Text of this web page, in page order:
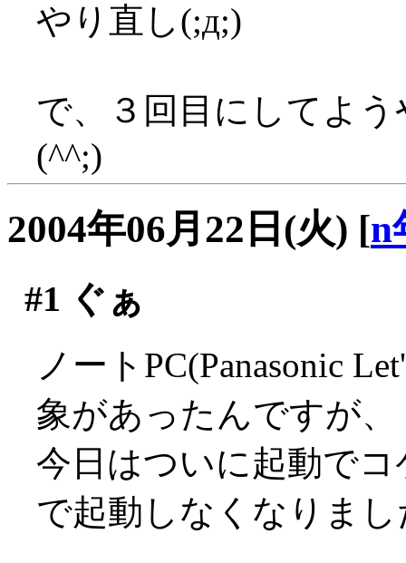
やり直し(;д;)
で、３回目にしてよ
(^^;)
2004年06月22日(火) [n
#1 ぐぁ
ノートPC(Panasonic
象があったんですが、
今日はついに起動で
で起動しなくなりまし